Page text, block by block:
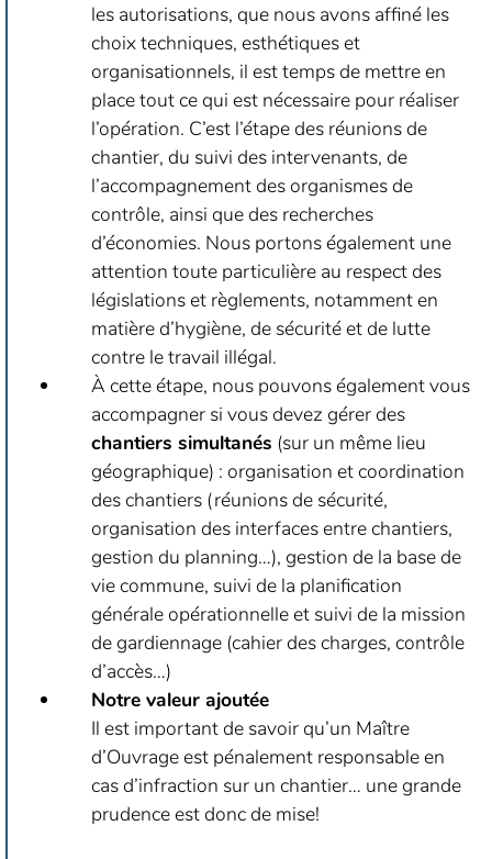
les autorisations, que nous avons affiné les
choix techniques, esthétiques et
organisationnels, il est temps de mettre en
place tout ce qui est nécessaire pour réaliser
l’opération. C’est l’étape des réunions de
chantier, du suivi des intervenants, de
l’accompagnement des organismes de
contrôle, ainsi que des recherches
d’économies. Nous portons également une
attention toute particulière au respect des
législations et règlements, notamment en
matière d’hygiène, de sécurité et de lutte
contre le travail illégal.
À cette étape, nous pouvons également vous
accompagner si vous devez gérer des
chantiers simultanés (sur un même lieu
géographique) : organisation et coordination
des chantiers (réunions de sécurité,
organisation des interfaces entre chantiers,
gestion du planning…), gestion de la base de
vie commune, suivi de la planification
générale opérationnelle et suivi de la mission
de gardiennage (cahier des charges, contrôle
d’accès…)
Notre valeur ajoutée
Il est important de savoir qu’un Maître
d’Ouvrage est pénalement responsable en
cas d’infraction sur un chantier… une grande
prudence est donc de mise!